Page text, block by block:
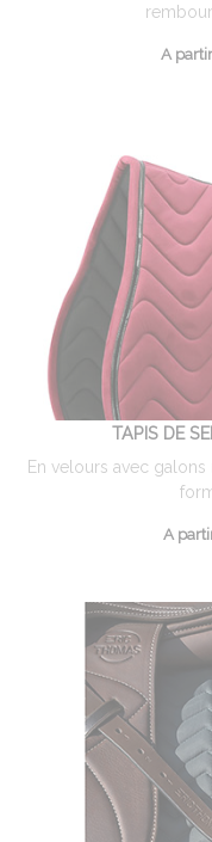
A
TAPIS DE
En velours avec
A